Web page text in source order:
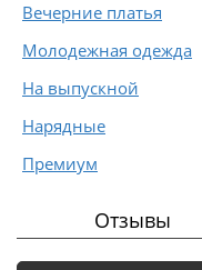
Вечерние платья
Молодежная одежда
На выпускной
Нарядные
Премиум
Отзывы